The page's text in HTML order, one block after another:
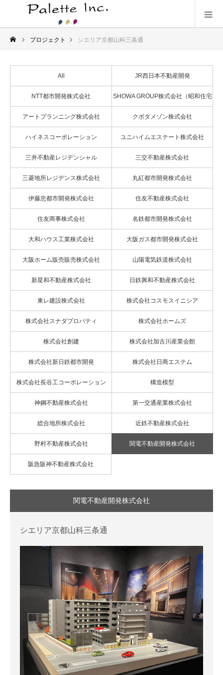
プロジェクト シエリア京都山科三条通
All JR西日本不動産開発
NTT都市開発株式会社 SHOWA GROUP株式会社（昭和住宅
株式会社）
アートプランニング株式会社 クボタメゾン株式会社
ハイネスコーポレーション ユニハイムエステート株式会社
三井不動産レジデンシャル 三交不動産株式会社
三菱地所レジデンス株式会社 丸紅都市開発株式会社
伊藤忠都市開発株式会社 住友不動産株式会社
住友商事株式会社 名鉄都市開発株式会社
大和ハウス工業株式会社 大阪ガス都市開発株式会社
大阪ホーム販売販売株式会社 山陽電気鉄道株式会社
新星和不動産株式会社 日鉄興和不動産株式会社
東レ建設株式会社 株式会社コスモスイニシア
株式会社スナダプロパティ 株式会社ホームズ
株式会社創建 株式会社加古川産業会館
株式会社新日鉄都市開発 株式会社日商エステム
株式会社長谷工コーポレーション 構造模型
神鋼不動産株式会社 第一交通産業株式会社
総合地所株式会社 近鉄不動産株式会社
野村不動産株式会社 関電不動産開発株式会社
阪急阪神不動産株式会社
関電不動産開発株式会社
シエリア京都山科三条通